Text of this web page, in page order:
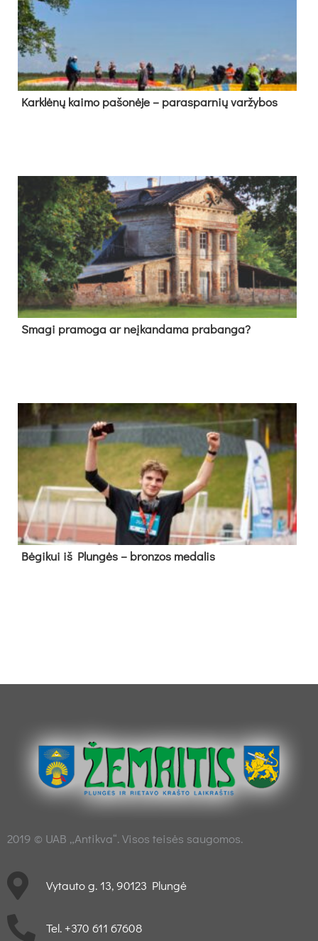
Kark­lė­nų kai­mo pa­šo­nė­je – pa­ras­par­nių var­žy­bos
Sma­gi pra­mo­ga ar neį­kan­da­ma pra­ban­ga?
Bė­gi­kui iš Plun­gės – bron­zos me­da­lis
2019 © UAB „Antikva“. Visos teisės saugomos.
Vytauto g. 13, 90123 Plungė
Tel. +370 611 67608